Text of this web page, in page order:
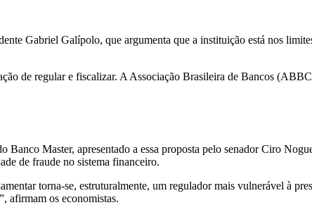
Gabriel Galípolo, que argumenta que a instituição está nos
de regular e fiscalizar. A Associação Brasileira de Bancos
Master, apresentado a essa proposta pelo senador Ciro
de fraude no sistema financeiro.
torna-se, estruturalmente, um regulador mais vulnerável à
afirmam os economistas.